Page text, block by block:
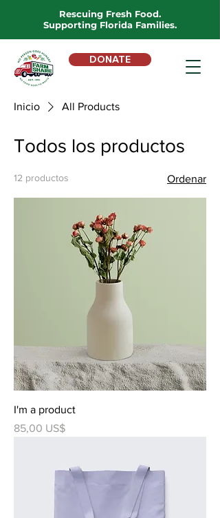
Rescuing Fresh Food.
Supporting Florida Families.
DONATE
Inicio All Products
Todos los productos
12 productos Ordenar
I'm a product
Precio
85,00 US$